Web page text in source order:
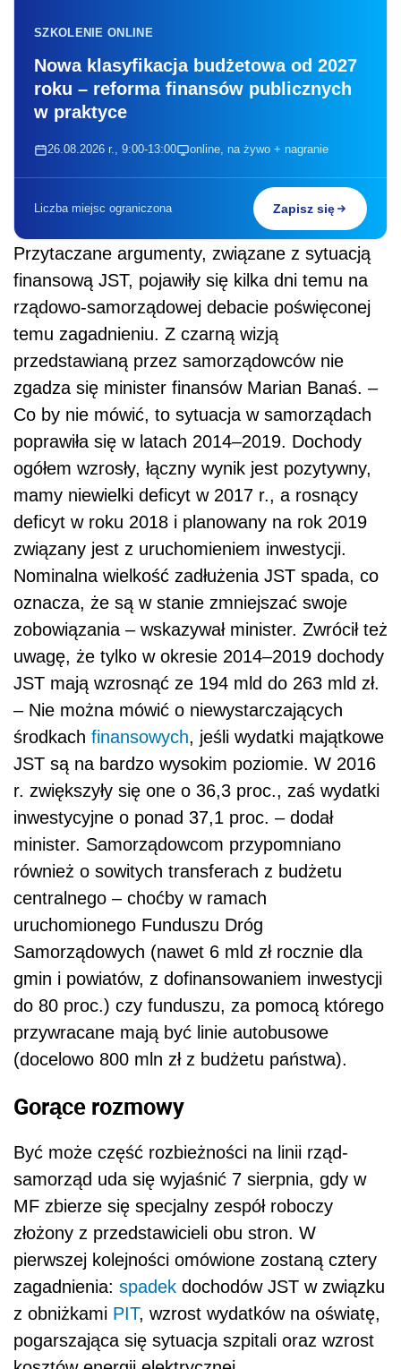
SZKOLENIE ONLINE
Nowa klasyfikacja budżetowa od 2027
roku – reforma finansów publicznych
w praktyce
26.08.2026 r., 9:00-13:00 online, na żywo + nagranie
Liczba miejsc ograniczona Zapisz się
Przytaczane argumenty, związane z sytuacją
finansową JST, pojawiły się kilka dni temu na
rządowo-samorządowej debacie poświęconej
temu zagadnieniu. Z czarną wizją
przedstawianą przez samorządowców nie
zgadza się minister finansów Marian Banaś. –
Co by nie mówić, to sytuacja w samorządach
poprawiła się w latach 2014–2019. Dochody
ogółem wzrosły, łączny wynik jest pozytywny,
mamy niewielki deficyt w 2017 r., a rosnący
deficyt w roku 2018 i planowany na rok 2019
związany jest z uruchomieniem inwestycji.
Nominalna wielkość zadłużenia JST spada, co
oznacza, że są w stanie zmniejszać swoje
zobowiązania – wskazywał minister. Zwrócił też
uwagę, że tylko w okresie 2014–2019 dochody
JST mają wzrosnąć ze 194 mld do 263 mld zł.
– Nie można mówić o niewystarczających
środkach finansowych, jeśli wydatki majątkowe
JST są na bardzo wysokim poziomie. W 2016
r. zwiększyły się one o 36,3 proc., zaś wydatki
inwestycyjne o ponad 37,1 proc. – dodał
minister. Samorządowcom przypomniano
również o sowitych transferach z budżetu
centralnego – choćby w ramach
uruchomionego Funduszu Dróg
Samorządowych (nawet 6 mld zł rocznie dla
gmin i powiatów, z dofinansowaniem inwestycji
do 80 proc.) czy funduszu, za pomocą którego
przywracane mają być linie autobusowe
(docelowo 800 mln zł z budżetu państwa).
Gorące rozmowy
Być może część rozbieżności na linii rząd-
samorząd uda się wyjaśnić 7 sierpnia, gdy w
MF zbierze się specjalny zespół roboczy
złożony z przedstawicieli obu stron. W
pierwszej kolejności omówione zostaną cztery
zagadnienia: spadek dochodów JST w związku
z obniżkami PIT, wzrost wydatków na oświatę,
pogarszająca się sytuacja szpitali oraz wzrost